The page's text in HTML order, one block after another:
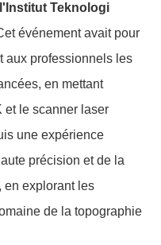
Teknologi
événement avait pour
aux professionnels les
en mettant
et le scanner laser
une expérience
précision et de la
en explorant les
de la topographie